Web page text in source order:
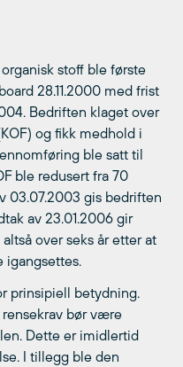
stoff ble første
28.11.2000 med frist
Bedriften klaget over
og fikk medhold i
ble satt til
ble redusert fra 70
03.07.2003 gis bedriften
av 23.01.2006 gir
altså over seks år etter at
igangsettes.
prinsipiell betydning.
rensekrav bør være
Dette er imidlertid
I tillegg ble den